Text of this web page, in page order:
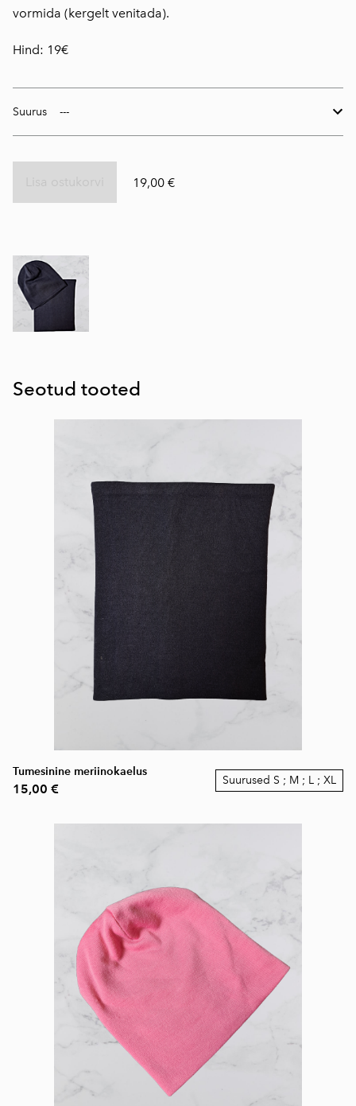
vormida (kergelt venitada).
Hind: 19€
Suurus
19,00 €
Seotud tooted
Tumesinine meriinokaelus
15,00 €
Suurused S ; M ; L ; XL